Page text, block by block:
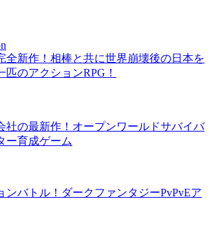
全新作！相棒と共に世界崩壊後の日本を
のアクションRPG！
社の最新作！オープンワールドサバイバ
ー育成ゲーム
ンバトル！ダークファンタジーPvPvEア